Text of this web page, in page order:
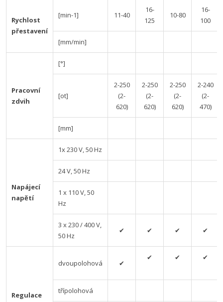
Rychlost
přestavení
[min-1] 11-40
16-
125
10-80
16-
100
[mm/min]
Pracovní
zdvih
[°]
[ot]
2-250
(2-
620)
2-250
(2-
620)
2-250
(2-
620)
2-240
(2-
470)
[mm]
Napájecí
napětí
1x 230 V, 50 Hz
24 V, 50 Hz
1 x 110 V, 50
Hz
3 x 230 / 400 V,
50 Hz
✔ ✔ ✔ ✔
Regulace
dvoupolohová ✔
✔ ✔ ✔
třípolohová